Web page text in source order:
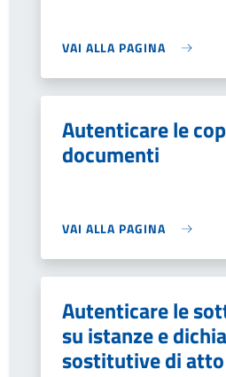
VAI ALLA PAGINA
Autenticare le
documenti
VAI ALLA PAGINA
Autenticare le
su istanze e
sostitutive di